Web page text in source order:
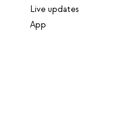
Live updates
App